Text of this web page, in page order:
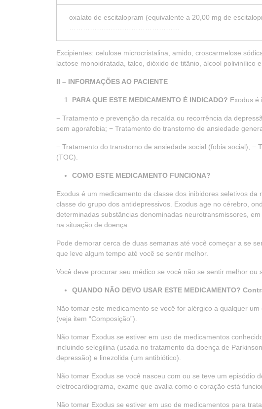
oxalato de escitalopram (equivalente a 20,00 mg de
Excipientes: celulose microcristalina, amido, croscarmelose
lactose monoidratada, talco, dióxido de titânio, álcool polivinílico e
II – INFORMAÇÕES AO PACIENTE
PARA QUE ESTE MEDICAMENTO É INDICADO? Exodus é
− Tratamento e prevenção da recaída ou recorrência da
sem agorafobia; − Tratamento do transtorno de ansiedade
− Tratamento do transtorno de ansiedade social (fobia social); −
(TOC).
COMO ESTE MEDICAMENTO FUNCIONA?
Exodus é um medicamento da classe dos inibidores seletivos
classe do grupo dos antidepressivos. Exodus age no cérebro,
determinadas substâncias denominadas neurotransmissores,
na situação de doença.
Pode demorar cerca de duas semanas até você começar a se
que leve algum tempo até você se sentir melhor.
Você deve procurar seu médico se você não se sentir melhor ou
QUANDO NÃO DEVO USAR ESTE MEDICAMENTO?
Não tomar este medicamento se você for alérgico a qualquer
(veja item “Composição”).
Não tomar Exodus se estiver em uso de medicamentos
incluindo selegilina (usada no tratamento da doença de
depressão) e linezolida (um antibiótico).
Não tomar Exodus se você nasceu com ou se teve um episódio
eletrocardiograma, exame que avalia como o coração está
Não tomar Exodus se estiver em uso de medicamentos para